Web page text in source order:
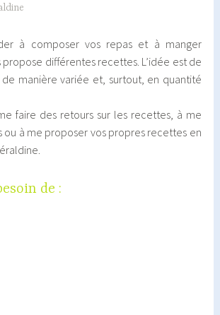
à composer vos repas et à manger
différentes recettes. L’idée est de
manière variée et, surtout, en quantité
faire des retours sur les recettes, à me
ou à me proposer vos propres recettes en
de :